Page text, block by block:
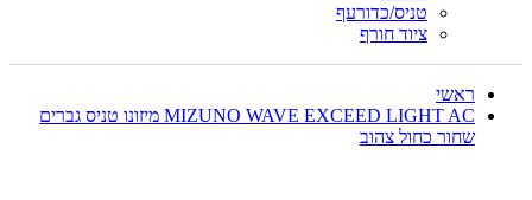
טניס/כדורעף
ציוד חורף
ראשי
MIZUNO WAVE EXCEED LIGHT AC מיזונו טניס גברים
שחור כחול צהוב